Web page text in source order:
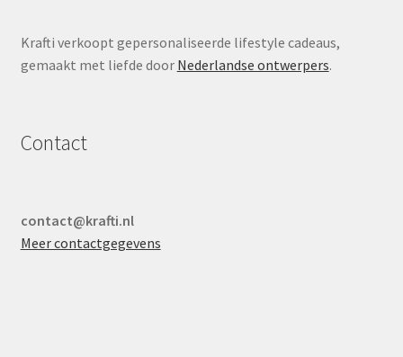
Krafti verkoopt gepersonaliseerde lifestyle cadeaus,
gemaakt met liefde door Nederlandse ontwerpers.
Contact
contact@krafti.nl
Meer contactgegevens